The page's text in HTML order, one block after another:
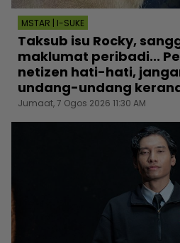
MSTAR | I-SUKE
Taksub isu Rocky,
maklumat peribadi...
netizen hati-hati,
undang-undang
Jumaat, 7 Ogos 2026 11:30 AM